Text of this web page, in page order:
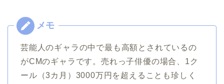
芸能人のギャラの中で最も高額とされているの
がCMのギャラです。売れっ子俳優の場合、1ク
ール（3カ月）3000万円を超えることも珍しく